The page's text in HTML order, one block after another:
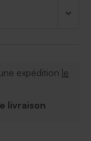
expédition le
livraison